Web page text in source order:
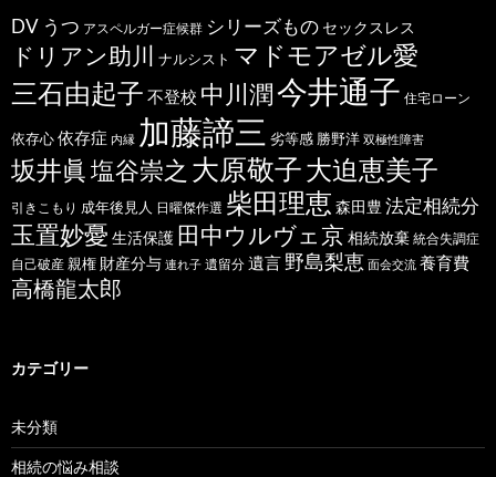
DV うつ アスペルガー症候群 シリーズもの セックスレス
ドリアン助川 ナルシスト マドモアゼル愛
三石由起子 不登校 中川潤今井通子 住宅ローン
依存心依存症 内縁 加藤諦三 劣等感 勝野洋 双極性障害
坂井眞塩谷崇之 大原敬子大迫恵美子
引きこもり 成年後見人 日曜傑作選 柴田理恵 森田豊 法定相続分
玉置妙憂 生活保護 田中ウルヴェ京相続放棄 統合失調症
自己破産 親権 財産分与 連れ子 遺留分 遺言 野島梨恵 面会交流 養育費
高橋龍太郎
カテゴリー
未分類
相続の悩み相談